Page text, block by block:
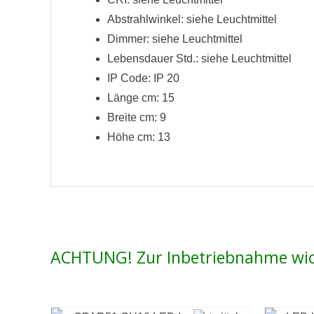
Abstrahlwinkel: siehe Leuchtmittel
Dimmer: siehe Leuchtmittel
Lebensdauer Std.: siehe Leuchtmittel
IP Code: IP 20
Länge cm: 15
Breite cm: 9
Höhe cm: 13
ACHTUNG! Zur Inbetriebnahme